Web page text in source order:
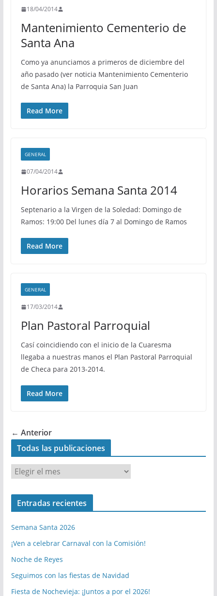
18/04/2014
Mantenimiento Cementerio de
Santa Ana
Como ya anunciamos a primeros de diciembre del
año pasado (ver noticia Mantenimiento Cementerio
de Santa Ana) la Parroquia San Juan
Read More
GENERAL
07/04/2014
Horarios Semana Santa 2014
Septenario a la Virgen de la Soledad: Domingo de
Ramos: 19:00 Del lunes día 7 al Domingo de Ramos
Read More
GENERAL
17/03/2014
Plan Pastoral Parroquial
Casí coincidiendo con el inicio de la Cuaresma
llegaba a nuestras manos el Plan Pastoral Parroquial
de Checa para 2013-2014.
Read More
← Anterior
Todas las publicaciones
o
d
l
a
s
u
b
Entradas recientes
Semana Santa 2026
¡Ven a celebrar Carnaval con la Comisión!
Noche de Reyes
Seguimos con las fiestas de Navidad
Fiesta de Nochevieja: ¡Juntos a por el 2026!